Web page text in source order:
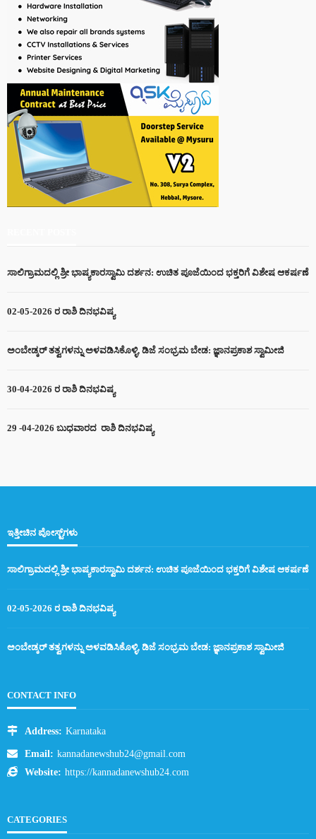
ಸಾಲಿಗ್ರಾಮದಲ್ಲಿ ಶ್ರೀ ಭಾಷ್ಯಕಾರಸ್ವಾಮಿ ದರ್ಶನ: ಉಚಿತ ಪೂಜೆಯಿಂದ ಭಕ್ತರಿಗೆ ವಿಶೇಷ ಆಕರ್ಷಣೆ
02-05-2026 ರ ರಾಶಿ ದಿನಭವಿಷ್ಯ
ಅಂಬೇಡ್ಕರ್ ತತ್ವಗಳನ್ನು ಅಳವಡಿಸಿಕೊಳ್ಳಿ, ಡಿಜೆ ಸಂಭ್ರಮ ಬೇಡ: ಜ್ಞಾನಪ್ರಕಾಶ ಸ್ವಾಮೀಜಿ
30-04-2026 ರ ರಾಶಿ ದಿನಭವಿಷ್ಯ
29 -04-2026 ಬುಧವಾರದ ರಾಶಿ ದಿನಭವಿಷ್ಯ
ಇತ್ತೀಚಿನ ಪೋಸ್ಟ್‌ಗಳು
ಸಾಲಿಗ್ರಾಮದಲ್ಲಿ ಶ್ರೀ ಭಾಷ್ಯಕಾರಸ್ವಾಮಿ ದರ್ಶನ: ಉಚಿತ ಪೂಜೆಯಿಂದ ಭಕ್ತರಿಗೆ ವಿಶೇಷ ಆಕರ್ಷಣೆ
02-05-2026 ರ ರಾಶಿ ದಿನಭವಿಷ್ಯ
ಅಂಬೇಡ್ಕರ್ ತತ್ವಗಳನ್ನು ಅಳವಡಿಸಿಕೊಳ್ಳಿ, ಡಿಜೆ ಸಂಭ್ರಮ ಬೇಡ: ಜ್ಞಾನಪ್ರಕಾಶ ಸ್ವಾಮೀಜಿ
CONTACT INFO
Address: Karnataka
Email: kannadanewshub24@gmail.com
Website: https://kannadanewshub24.com
CATEGORIES